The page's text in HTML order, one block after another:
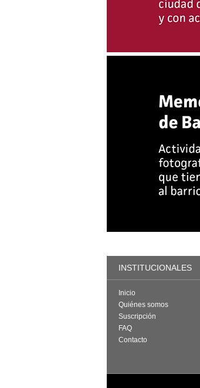
INSTITUCIONALES
Inicio
Quiénes somos
Suscripción
FAQ
Contacto